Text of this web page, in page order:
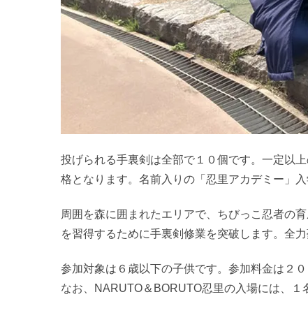
投げられる手裏剣は全部で１０個です。一定以
格となります。名前入りの「忍里アカデミー」
周囲を森に囲まれたエリアで、ちびっこ忍者の
を習得するために手裏剣修業を突破します。全
参加対象は６歳以下の子供です。参加料金は２
なお、NARUTO＆BORUTO忍里の入場には、１